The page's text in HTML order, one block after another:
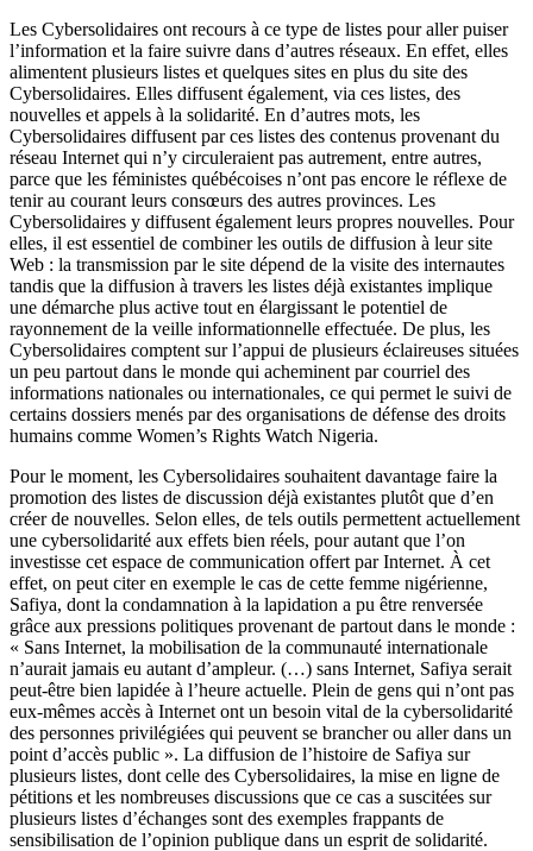
Les Cybersolidaires ont recours à ce type de listes pour aller puiser
l’information et la faire suivre dans d’autres réseaux. En effet, elles
alimentent plusieurs listes et quelques sites en plus du site des
Cybersolidaires. Elles diffusent également, via ces listes, des
nouvelles et appels à la solidarité. En d’autres mots, les
Cybersolidaires diffusent par ces listes des contenus provenant du
réseau Internet qui n’y circuleraient pas autrement, entre autres,
parce que les féministes québécoises n’ont pas encore le réflexe de
tenir au courant leurs consœurs des autres provinces. Les
Cybersolidaires y diffusent également leurs propres nouvelles. Pour
elles, il est essentiel de combiner les outils de diffusion à leur site
Web : la transmission par le site dépend de la visite des internautes
tandis que la diffusion à travers les listes déjà existantes implique
une démarche plus active tout en élargissant le potentiel de
rayonnement de la veille informationnelle effectuée. De plus, les
Cybersolidaires comptent sur l’appui de plusieurs éclaireuses situées
un peu partout dans le monde qui acheminent par courriel des
informations nationales ou internationales, ce qui permet le suivi de
certains dossiers menés par des organisations de défense des droits
humains comme Women’s Rights Watch Nigeria.
Pour le moment, les Cybersolidaires souhaitent davantage faire la
promotion des listes de discussion déjà existantes plutôt que d’en
créer de nouvelles. Selon elles, de tels outils permettent actuellement
une cybersolidarité aux effets bien réels, pour autant que l’on
investisse cet espace de communication offert par Internet. À cet
effet, on peut citer en exemple le cas de cette femme nigérienne,
Safiya, dont la condamnation à la lapidation a pu être renversée
grâce aux pressions politiques provenant de partout dans le monde :
« Sans Internet, la mobilisation de la communauté internationale
n’aurait jamais eu autant d’ampleur. (…) sans Internet, Safiya serait
peut-être bien lapidée à l’heure actuelle. Plein de gens qui n’ont pas
eux-mêmes accès à Internet ont un besoin vital de la cybersolidarité
des personnes privilégiées qui peuvent se brancher ou aller dans un
point d’accès public ». La diffusion de l’histoire de Safiya sur
plusieurs listes, dont celle des Cybersolidaires, la mise en ligne de
pétitions et les nombreuses discussions que ce cas a suscitées sur
plusieurs listes d’échanges sont des exemples frappants de
sensibilisation de l’opinion publique dans un esprit de solidarité.